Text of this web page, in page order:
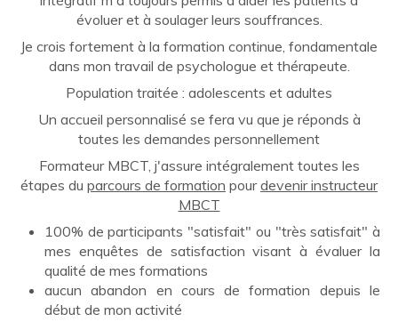
évoluer et à soulager leurs souffrances.
Je crois fortement à la formation continue, fondamentale
dans mon travail de psychologue et thérapeute.
Population traitée : adolescents et adultes
Un accueil personnalisé se fera vu que je réponds à
toutes les demandes personnellement
Formateur MBCT, j'assure intégralement toutes les
étapes du parcours de formation pourdevenir instructeur
MBCT
100% de participants "satisfait" ou "très satisfait" à
mes enquêtes de satisfaction visant à évaluer la
qualité de mes formations
aucun abandon en cours de formation depuis le
début de mon activité